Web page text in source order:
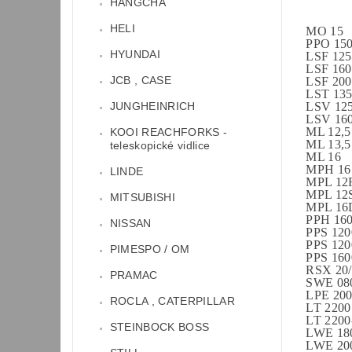
HANGCHA
HELI
HYUNDAI
JCB , CASE
JUNGHEINRICH
KOOI REACHFORKS -
teleskopické vidlice
LINDE
MITSUBISHI
NISSAN
PIMESPO / OM
PRAMAC
ROCLA , CATERPILLAR
STEINBOCK BOSS
MO 15
PPO
LSF
LSF
LSF
LST
LSV
LSV
ML 12,5
ML
ML 16
MPH 16
MPL
MPL
MPL
PPH
PPS
PPS
PPS
RSX
SWE
LPE 200
LT 2200
LT
LWE
LWE